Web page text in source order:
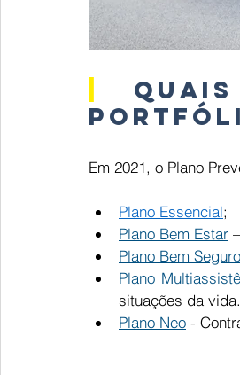
Em 2021, o Plano
Plano Essencial;
Plano Bem Estar
Plano Bem Seguro
Plano
situações da vida.
Plano Neo -